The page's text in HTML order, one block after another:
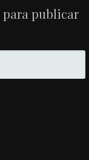
para publicar